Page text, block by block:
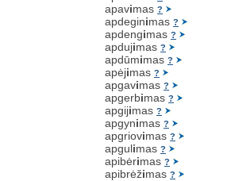
apavimas ?
apdeginimas ?
apdengimas ?
apdujimas ?
apdūmimas ?
apėjimas ?
apgavimas ?
apgerbimas ?
apgijimas ?
apgynimas ?
apgriovimas ?
apgulimas ?
apibėrimas ?
apibrėžimas ?